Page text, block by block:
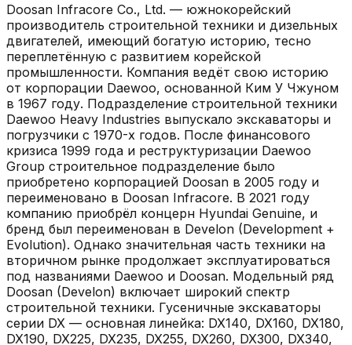
Doosan Infracore Co., Ltd. — южнокорейский
производитель строительной техники и дизельных
двигателей, имеющий богатую историю, тесно
переплетённую с развитием корейской
промышленности. Компания ведёт свою историю
от корпорации Daewoo, основанной Ким У Чжуном
в 1967 году. Подразделение строительной техники
Daewoo Heavy Industries выпускало экскаваторы и
погрузчики с 1970-х годов. После финансового
кризиса 1999 года и реструктуризации Daewoo
Group строительное подразделение было
приобретено корпорацией Doosan в 2005 году и
переименовано в Doosan Infracore. В 2021 году
компанию приобрёл концерн Hyundai Genuine, и
бренд был переименован в Develon (Development +
Evolution). Однако значительная часть техники на
вторичном рынке продолжает эксплуатироваться
под названиями Daewoo и Doosan. Модельный ряд
Doosan (Develon) включает широкий спектр
строительной техники. Гусеничные экскаваторы
серии DX — основная линейка: DX140, DX160, DX180,
DX190, DX225, DX235, DX255, DX260, DX300, DX340,